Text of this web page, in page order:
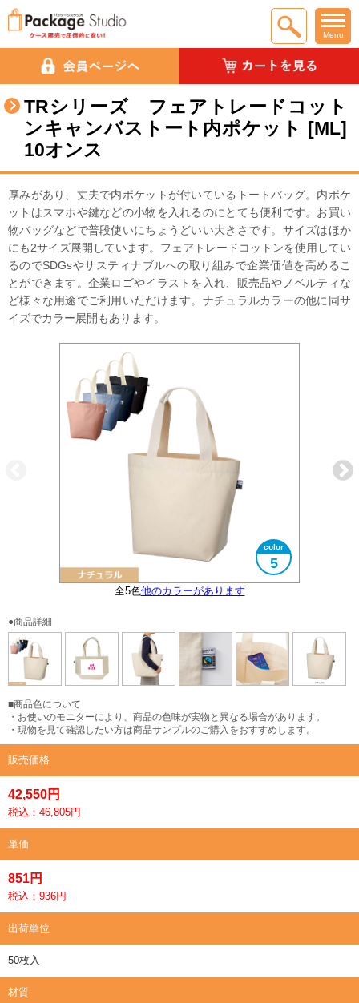
Menu
TRシリーズ フェアトレードコット
ンキャンバストート内ポケット [ML]
10オンス
厚みがあり、丈夫で内ポケットが付いているトートバッグ。内ポケ
ットはスマホや鍵などの小物を入れるのにとても便利です。お買い
物バッグなどで普段使いにちょうどいい大きさです。サイズはほか
にも2サイズ展開しています。フェアトレードコットンを使用してい
るのでSDGsやサスティナブルへの取り組みで企業価値を高めるこ
とができます。企業ロゴやイラストを入れ、販売品やノベルティな
ど様々な用途でご利用いただけます。ナチュラルカラーの他に同サ
イズでカラー展開もあります。
全5色他のカラーがあります
5
B4サイズ対応
大きさイメージ
フェアトレード認証ラベル付き
便利な内ポケット付き
●商品詳細
■商品色について
・お使いのモニターにより、商品の色味が実物と異なる場合があります。
・現物を見て確認したい方は商品サンプルのご購入をおすすめします。
販売価格
42,550円
税込：46,805円
単価
851円
税込：936円
出荷単位
50枚入
材質